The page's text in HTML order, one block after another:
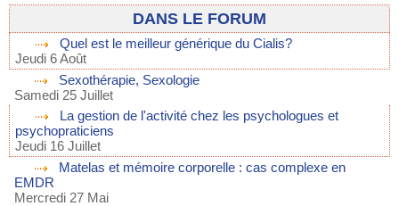
DANS LE FORUM
Quel est le meilleur générique du Cialis?
Jeudi 6 Août
Sexothérapie, Sexologie
Samedi 25 Juillet
La gestion de l'activité chez les psychologues et
psychopraticiens
Jeudi 16 Juillet
Matelas et mémoire corporelle : cas complexe en
EMDR
Mercredi 27 Mai